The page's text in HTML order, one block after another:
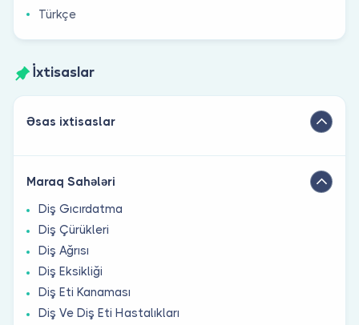
Türkçe
İxtisaslar
Əsas ixtisaslar
Maraq Sahələri
Diş Gıcırdatma
Diş Çürükleri
Diş Ağrısı
Diş Eksikliği
Diş Eti Kanaması
Diş Ve Diş Eti Hastalıkları